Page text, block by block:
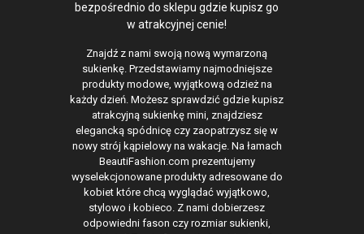
bezpośrednio do sklepu gdzie kupisz go
w atrakcyjnej cenie!
Znajdź z nami swoją nową wymarzoną
sukienkę. Przedstawiamy najmodniejsze
produkty modowe, wyjątkową odzież na
każdy dzień. Możesz sprawdzić gdzie kupisz
atrakcyjną sukienkę mini, znajdziesz
elegancką spódnicę czy zaopatrzysz się w
nowy strój kąpielowy na wakacje. Na łamach
BeautiFashion.com prezentujemy
wyselekcjonowane produkty adresowane do
kobiet które chcą wyglądać wyjątkowo,
stylowo i kobieco. Z nami dobierzesz
odpowiedni fason czy rozmiar sukienki,